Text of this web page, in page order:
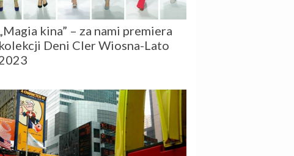
kina” – za nami premiera
kolekcji Deni Cler Wiosna-Lato